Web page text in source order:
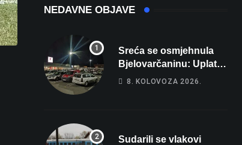
prvenstva
NEDAVNE OBJAVE
Sreća se osmjehnula
Bjelovarčaninu: Uplatio
samo 4 eura, a osvojio
8. KOLOVOZA 2026.
Sudarili se vlakovi